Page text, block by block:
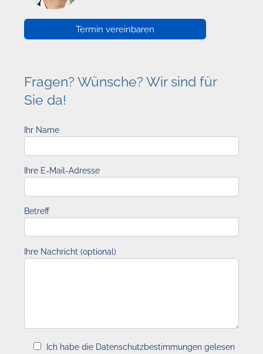
Termin vereinbaren
Fragen? Wünsche? Wir sind für
Sie da!
Ihr Name
Ihre E-Mail-Adresse
Betreff
Ihre Nachricht (optional)
Ich habe die Datenschutzbestimmungen gelesen